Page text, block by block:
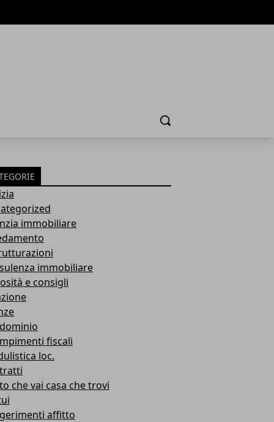
Cerca
immobiliare
immobiliare
e consigli
fiscali
loc.
che vai casa che trovi
affitto